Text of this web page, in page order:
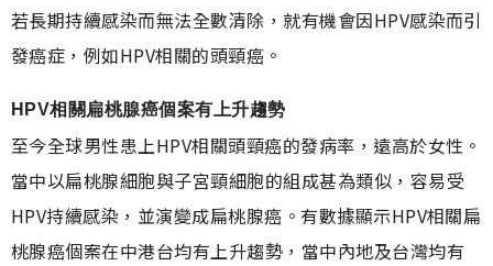
若長期持續感染而無法全數清除，就有機會因HPV感染而引
發癌症，例如HPV相關的頭頸癌。
HPV相關扁桃腺癌個案有上升趨勢
至今全球男性患上HPV相關頭頸癌的發病率，遠高於女性。
當中以扁桃腺細胞與子宮頸細胞的組成甚為類似，容易受
HPV持續感染，並演變成扁桃腺癌。有數據顯示HPV相關扁
桃腺癌個案在中港台均有上升趨勢，當中內地及台灣均有